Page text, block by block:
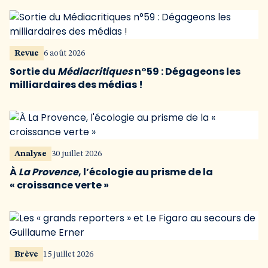
Revue 6 août 2026
Sortie du Médiacritiquesn°59 : Dégageons les
milliardaires des médias !
Analyse 30 juillet 2026
ÀLa Provence, l’écologie au prisme de la
« croissance verte »
Brève 15 juillet 2026